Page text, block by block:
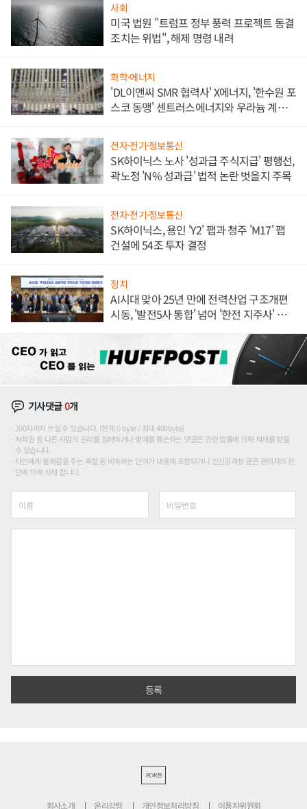
사회
미국 법원 "트럼프 정부 풍력 프로젝트 동결
조치는 위법", 해제 명령 내려
화학·에너지
'DL이앤씨 SMR 협력사' X에너지, '한수원 포
스코 동맹' 센트러스에너지와 우라늄 계약
전자·전기·정보통신
SK하이닉스 노사 '성과급 주식지급' 평행선,
곽노정 'N% 성과급' 법적 논란 벗을지 주목
전자·전기·정보통신
SK하이닉스, 용인 'Y2' 팹과 청주 'M17' 팹
건설에 54조 투자 결정
정치
AI시대 맞아 25년 만에 전력산업 구조개편
시동, '발전5사 통합' 넘어 '한전 지주사' 재편
기사댓글0개
200자까지 쓰실 수 있습니다. (현재 0 byte / 최대 400byte)
저작권 등 다른 사람의 권리를 침해하거나 명예를 훼손하는 댓글은 관련 법률에 의해 제재를 받을
수 있습니다.
타인에게 불쾌감을 주는 욕설 등 비하하는 단어가 내용에 포함되거나 인신공격성 글은 관리자의 판
단에 의해 삭제 합니다.
PC버전
회사소개 윤리강령 개인정보처리방침 이용자위원회